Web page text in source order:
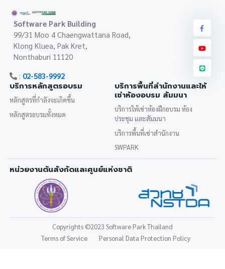
Software Park Building
99/31 Moo 4 Chaengwattana Road,
Klong Kluea, Pak Kret,
Nonthaburi 11120
: 02-583-9992
บริการหลักสูตรอบรม
หลักสูตรที่กำลังจะเกิดขึ้น
หลักสูตรอบรมทั้งหมด
บริการพื้นที่สำนักงานและให้
เช่าห้องอบรม สัมมนา
บริการให้เช่าห้องฝึกอบรม ห้อง
ประชุม และสัมมนา
บริการพื้นที่เช่าสำนักงาน
SWPARK
หน่วยงานต้นสังกัดและศูนย์แห่งชาติ
Copyrights ©2023 Software Park Thailand
Terms of Service
Personal Data Protection Policy